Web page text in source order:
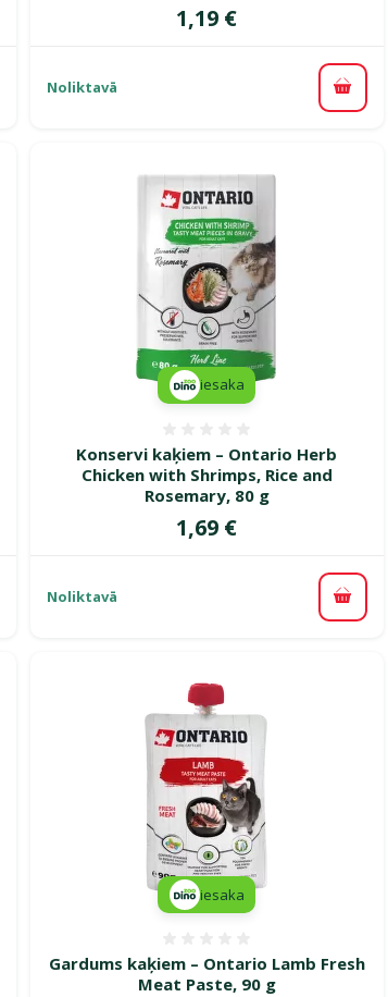
grozam
Cena
1,19 €
Noliktavā
grozam
Konservi kaķiem – Ontario Herb
Chicken with Shrimps, Rice and
Rosemary, 80 g
Cena
1,69 €
iesaka
Noliktavā
Gardums kaķiem – Ontario Lamb Fresh
Meat Paste, 90 g
iesaka